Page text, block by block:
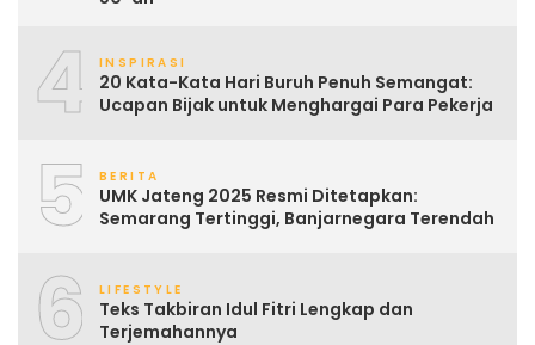
4 INSPIRASI
20 Kata-Kata Hari Buruh Penuh Semangat:
Ucapan Bijak untuk Menghargai Para Pekerja
5 BERITA
UMK Jateng 2025 Resmi Ditetapkan:
Semarang Tertinggi, Banjarnegara Terendah
6 LIFESTYLE
Teks Takbiran Idul Fitri Lengkap dan
Terjemahannya